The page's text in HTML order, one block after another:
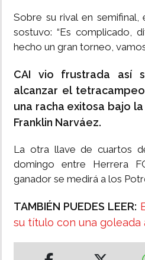
Sobre su rival en semifinal,
sostuvo: “Es complicado,
hecho un gran torneo,
CAI vio frustrada así
alcanzar el
una racha exitosa bajo
Franklin Narváez.
La otra llave de cuartos
domingo entre Herrera
ganador se medirá a los
TAMBIÉN PUEDES LEER:
su título con una goleada